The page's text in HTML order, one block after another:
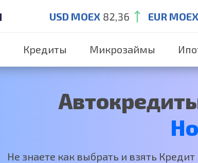
USD MOEX 82,36 EUR MOEX
Кредиты Микрозаймы
Не знаете как выбрать и взять